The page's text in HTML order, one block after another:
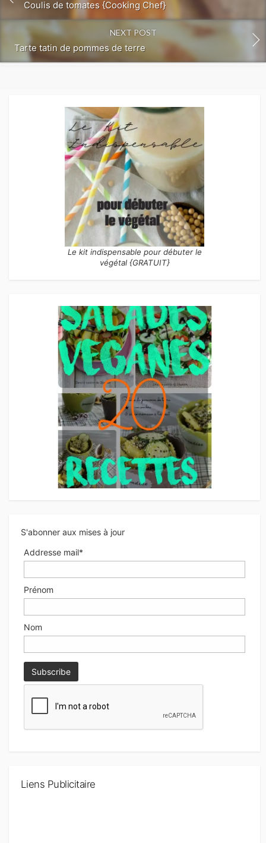
Coulis de tomates {Cooking Chef}
NEXT POST
Tarte tatin de pommes de terre
Le kit indispensable pour débuter le
végétal {GRATUIT}
S'abonner aux mises à jour
Addresse mail*
Prénom
Nom
Liens Publicitaire